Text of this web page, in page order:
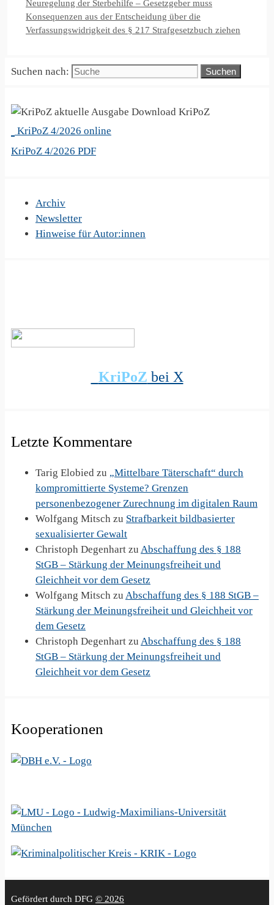
Neuregelung der Sterbehilfe – Gesetzgeber muss
Konsequenzen aus der Entscheidung über die
Verfassungswidrigkeit des § 217 Strafgesetzbuch ziehen
Suchen nach:
KriPoZ
KriPoZ 4/2026 online
KriPoZ 4/2026 PDF
Archiv
Newsletter
Hinweise für Autor:innen
KriPoZ bei X
Letzte Kommentare
Tarig Elobied zu „Mittelbare Täterschaft“ durch
kompromittierte Systeme? Grenzen
personenbezogener Zurechnung im digitalen Raum
Wolfgang Mitsch zu Strafbarkeit bildbasierter
sexualisierter Gewalt
Christoph Degenhart zu Abschaffung des § 188
StGB – Stärkung der Meinungsfreiheit und
Gleichheit vor dem Gesetz
Wolfgang Mitsch zu Abschaffung des § 188 StGB –
Stärkung der Meinungsfreiheit und Gleichheit vor
dem Gesetz
Christoph Degenhart zu Abschaffung des § 188
StGB – Stärkung der Meinungsfreiheit und
Gleichheit vor dem Gesetz
Kooperationen
Gefördert durch DFG © 2026